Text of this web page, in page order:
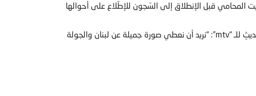
تَجمّع أكثر من 700 محامٍ أمام بيت المحامي قبل الإنطلاق إلى السّجون للإطّلاع على أحوالها
وفي السياق، قال نقيب المحامين ملحم خلف في حديثٍ للـ “mtv”: “نريد أن نعطي صورة جميلة عن لبنان والجولة